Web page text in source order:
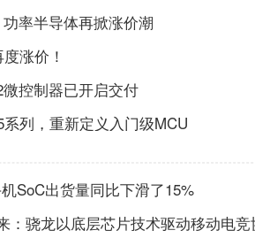
率半导体再掀涨价潮
涨价！
控制器已开启交付
列，重新定义入门级MCU
SoC出货量同比下滑了15%
：骁龙以底层芯片技术驱动移动电